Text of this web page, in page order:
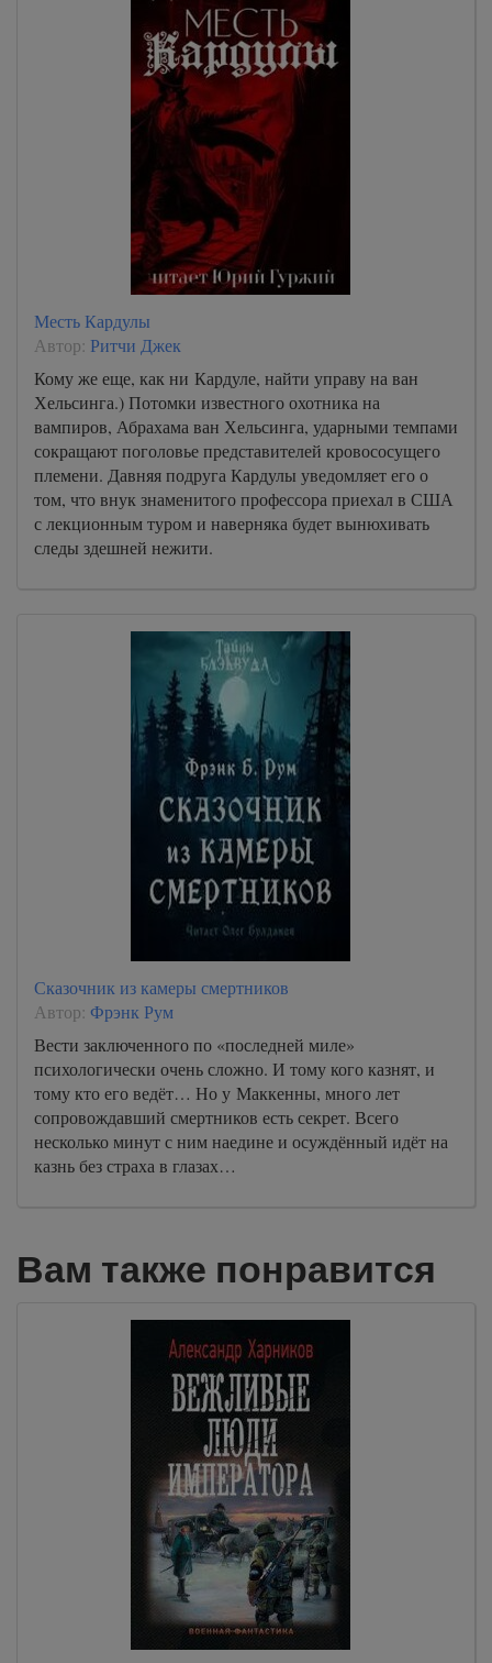
Месть Кардулы
Автор: Ритчи Джек
Кому же еще, как ни Кардуле, найти управу на ван
Хельсинга.) Потомки известного охотника на
вампиров, Абрахама ван Хельсинга, ударными темпами
сокращают поголовье представителей кровососущего
племени. Давняя подруга Кардулы уведомляет его о
том, что внук знаменитого профессора приехал в США
с лекционным туром и наверняка будет вынюхивать
следы здешней нежити.
Сказочник из камеры смертников
Автор: Фрэнк Рум
Вести заключенного по «последней миле»
психологически очень сложно. И тому кого казнят, и
тому кто его ведёт… Но у Маккенны, много лет
сопровождавший смертников есть секрет. Всего
несколько минут с ним наедине и осуждённый идёт на
казнь без страха в глазах…
Вам также понравится